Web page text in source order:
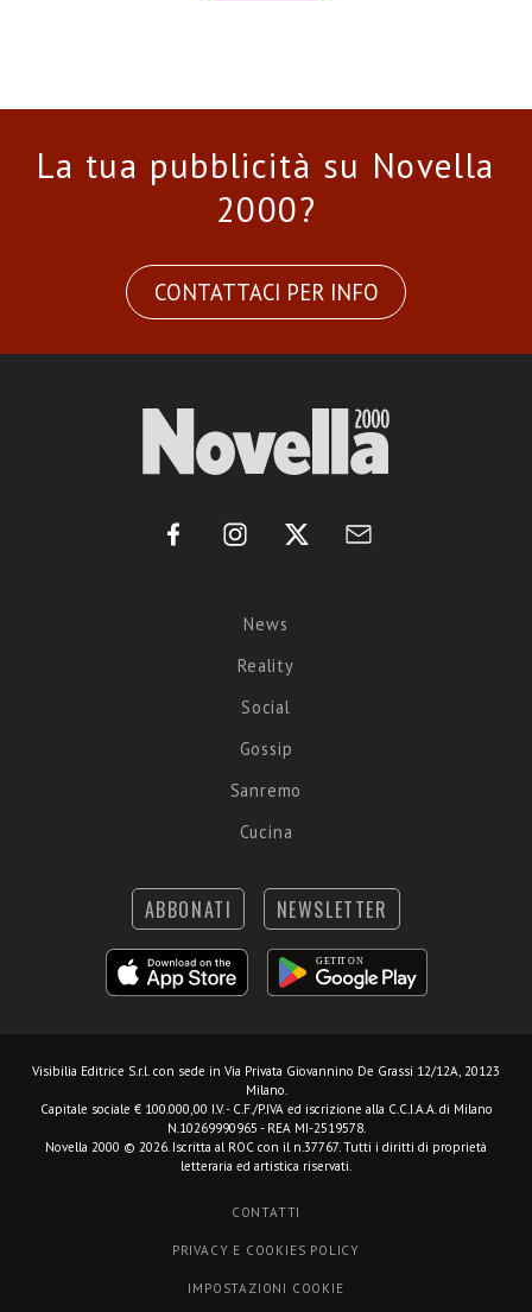
La tua pubblicità su Novella
2000?
CONTATTACI PER INFO
News
Reality
Social
Gossip
Sanremo
Cucina
ABBONATI NEWSLETTER
Visibilia Editrice S.r.l. con sede in Via Privata Giovannino De Grassi 12/12A, 20123
Milano.
Capitale sociale € 100.000,00 I.V. - C.F./P.IVA ed iscrizione alla C.C.I.A.A. di Milano
N.10269990965 - REA MI-2519578.
Novella 2000 © 2026. Iscritta al ROC con il n.37767. Tutti i diritti di proprietà
letteraria ed artistica riservati.
CONTATTI
PRIVACY E COOKIES POLICY
IMPOSTAZIONI COOKIE